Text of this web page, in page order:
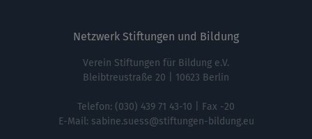
Netzwerk Stiftungen und Bildung
Verein Stiftungen für Bildung e.V.
Bleibtreustraße 20 | 10623 Berlin
Telefon: (030) 439 71 43-10 | Fax -20
E-Mail: sabine.suess@stiftungen-bildung.eu